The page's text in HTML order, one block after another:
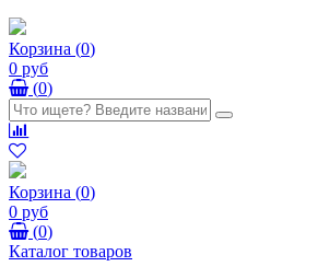
Корзина (0)
0 руб
(0)
Корзина (0)
0 руб
(0)
Каталог товаров